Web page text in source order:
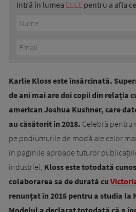
Intră în lumea ELLE pentru a afla
Karlie Kloss este însărcinată.
de ani mai are doi copii din relația
american Joshua Kushner, care
au căsătorit în 2018. Celebră pentru
pe podiumurile de modă ale celor
în paginile aproape tuturor
industriei, Kloss este totodată
colaborarea sa de durată cu
renunțat în 2015 pentru a studia la